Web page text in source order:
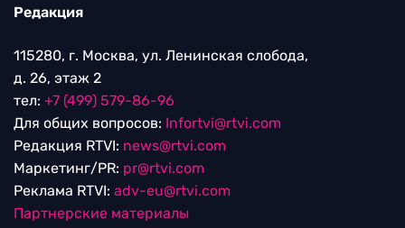
Редакция
115280, г. Москва, ул. Ленинская слобода,
д. 26, этаж 2
тел: +7 (499) 579-86-96
Для общих вопросов: Infortvi@rtvi.com
Редакция RTVI: news@rtvi.com
Маркетинг/PR: pr@rtvi.com
Реклама RTVI: adv-eu@rtvi.com
Партнерские материалы